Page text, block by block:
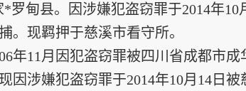
甸县。因涉嫌犯盗窃罪于2014年10
。现羁押于慈溪市看守所。
年11月因犯盗窃罪被四川省成都市成
涉嫌犯盗窃罪于2014年10月14日被